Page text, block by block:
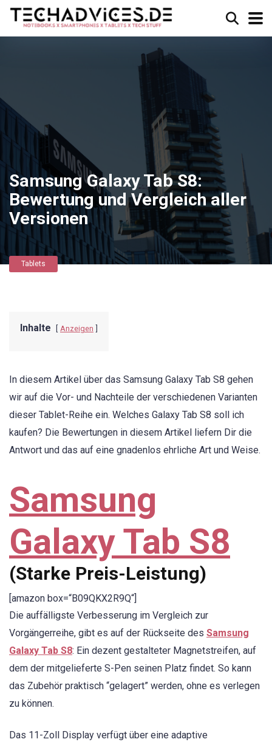
Samsung Galaxy Tab S8:
Bewertung und Vergleich aller
Versionen
Tablets
Inhalte Anzeigen
In diesem Artikel über das Samsung Galaxy Tab S8 gehen
wir auf die Vor- und Nachteile der verschiedenen Varianten
dieser Tablet-Reihe ein. Welches Galaxy Tab S8 soll ich
kaufen? Die Bewertungen in diesem Artikel liefern Dir die
Antwort und das auf eine gnadenlos ehrliche Art und Weise.
Samsung
Galaxy Tab S8
(Starke Preis-Leistung)
[amazon box=“B09QKX2R9Q“]
Die auffälligste Verbesserung im Vergleich zur
Vorgängerreihe, gibt es auf der Rückseite des Samsung
Galaxy Tab S8: Ein dezent gestalteter Magnetstreifen, auf
dem der mitgelieferte S-Pen seinen Platz findet. So kann
das Zubehör praktisch “gelagert” werden, ohne es verlegen
zu können.
Das 11-Zoll Display verfügt über eine adaptive